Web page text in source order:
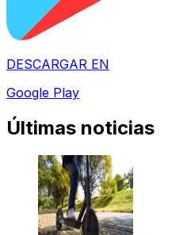
DESCARGAR EN
Google Play
Últimas noticias